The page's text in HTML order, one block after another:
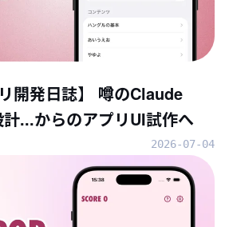
開発日誌】 噂のClaude
...からのアプリUI試作へ
2026-07-04